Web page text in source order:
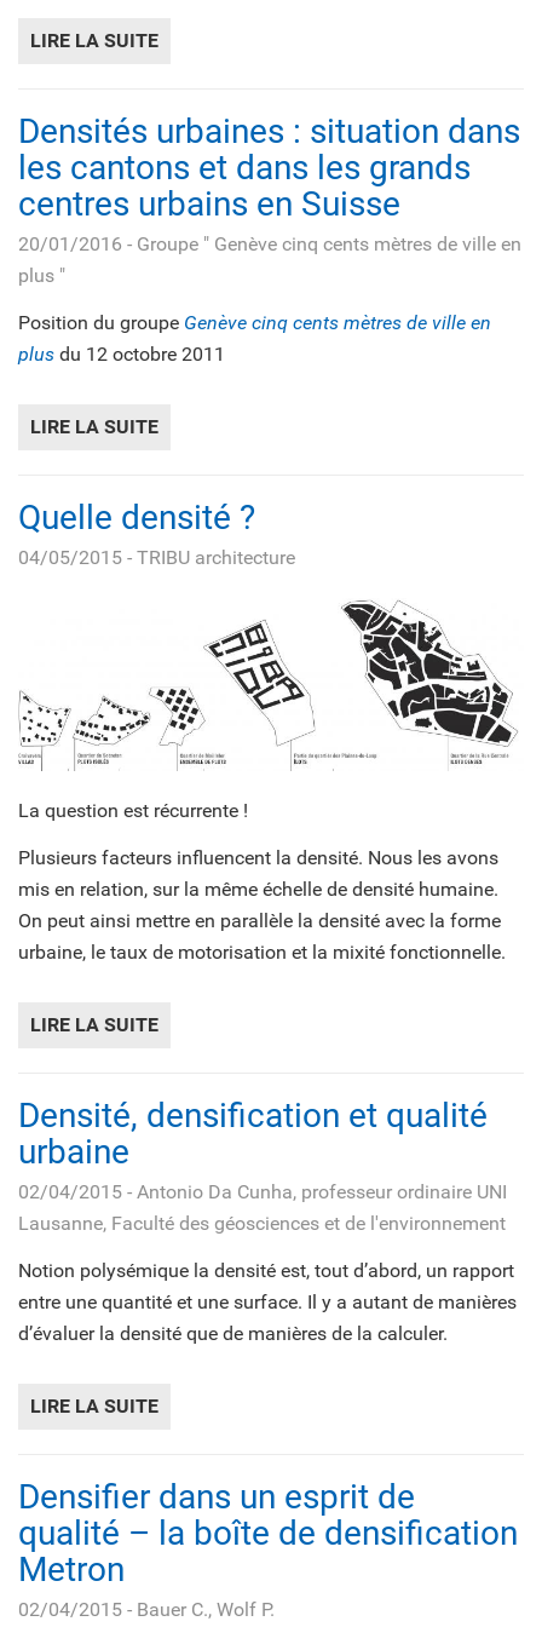
LIRE LA SUITE
Densités urbaines : situation dans
les cantons et dans les grands
centres urbains en Suisse
20/01/2016 - Groupe " Genève cinq cents mètres de ville en
plus "
Position du groupe Genève cinq cents mètres de ville en
plus du 12 octobre 2011
LIRE LA SUITE
Quelle densité ?
04/05/2015 - TRIBU architecture
La question est récurrente !
Plusieurs facteurs influencent la densité. Nous les avons
mis en relation, sur la même échelle de densité humaine.
On peut ainsi mettre en parallèle la densité avec la forme
urbaine, le taux de motorisation et la mixité fonctionnelle.
LIRE LA SUITE
Densité, densification et qualité
urbaine
02/04/2015 - Antonio Da Cunha, professeur ordinaire UNI
Lausanne, Faculté des géosciences et de l'environnement
Notion polysémique la densité est, tout d’abord, un rapport
entre une quantité et une surface. Il y a autant de manières
d’évaluer la densité que de manières de la calculer.
LIRE LA SUITE
Densifier dans un esprit de
qualité – la boîte de densification
Metron
02/04/2015 - Bauer C., Wolf P.